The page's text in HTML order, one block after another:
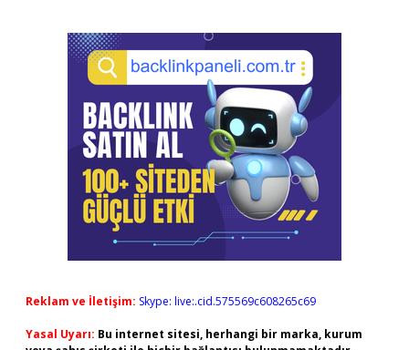
Reklam ve İletişim: Skype: live:.cid.575569c608265c69
Yasal Uyarı: Bu internet sitesi, herhangi bir marka, kurum